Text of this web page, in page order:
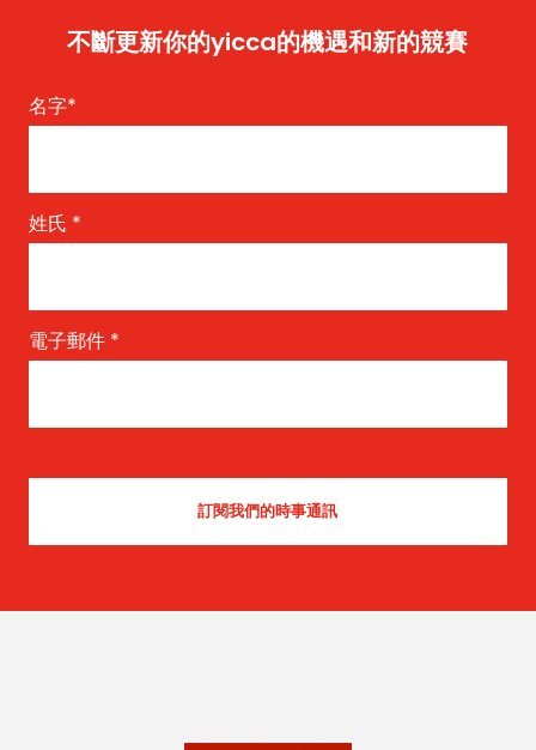
不斷更新你的yicca的機遇和新的競賽
名字*
姓氏 *
電子郵件 *